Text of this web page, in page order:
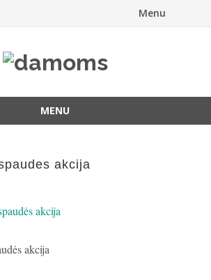
Menu
MENU
akcija
akcija